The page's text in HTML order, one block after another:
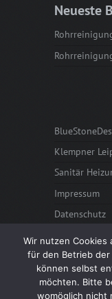
Neueste
Klempner
Sanitär
Impressum
Datenschutz
Wir nutzen Cookies
für den Betrieb der
können selbst
möchten. Bitte
womöglich nicht